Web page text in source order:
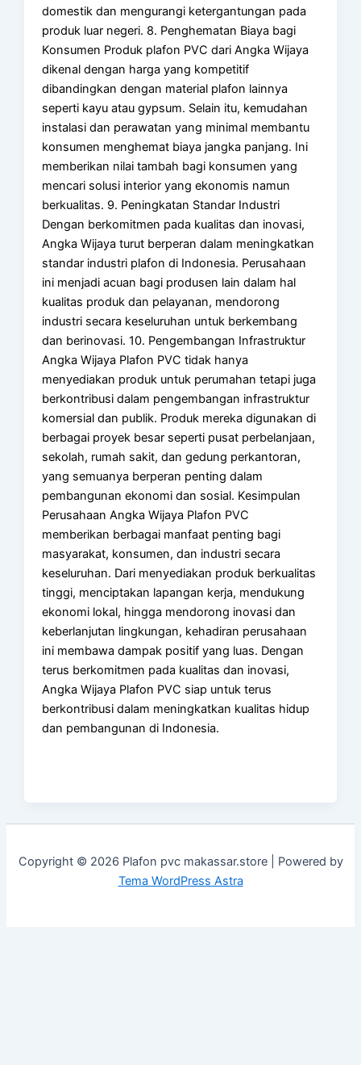
domestik dan mengurangi ketergantungan pada
produk luar negeri. 8. Penghematan Biaya bagi
Konsumen Produk plafon PVC dari Angka Wijaya
dikenal dengan harga yang kompetitif
dibandingkan dengan material plafon lainnya
seperti kayu atau gypsum. Selain itu, kemudahan
instalasi dan perawatan yang minimal membantu
konsumen menghemat biaya jangka panjang. Ini
memberikan nilai tambah bagi konsumen yang
mencari solusi interior yang ekonomis namun
berkualitas. 9. Peningkatan Standar Industri
Dengan berkomitmen pada kualitas dan inovasi,
Angka Wijaya turut berperan dalam meningkatkan
standar industri plafon di Indonesia. Perusahaan
ini menjadi acuan bagi produsen lain dalam hal
kualitas produk dan pelayanan, mendorong
industri secara keseluruhan untuk berkembang
dan berinovasi. 10. Pengembangan Infrastruktur
Angka Wijaya Plafon PVC tidak hanya
menyediakan produk untuk perumahan tetapi juga
berkontribusi dalam pengembangan infrastruktur
komersial dan publik. Produk mereka digunakan di
berbagai proyek besar seperti pusat perbelanjaan,
sekolah, rumah sakit, dan gedung perkantoran,
yang semuanya berperan penting dalam
pembangunan ekonomi dan sosial. Kesimpulan
Perusahaan Angka Wijaya Plafon PVC
memberikan berbagai manfaat penting bagi
masyarakat, konsumen, dan industri secara
keseluruhan. Dari menyediakan produk berkualitas
tinggi, menciptakan lapangan kerja, mendukung
ekonomi lokal, hingga mendorong inovasi dan
keberlanjutan lingkungan, kehadiran perusahaan
ini membawa dampak positif yang luas. Dengan
terus berkomitmen pada kualitas dan inovasi,
Angka Wijaya Plafon PVC siap untuk terus
berkontribusi dalam meningkatkan kualitas hidup
dan pembangunan di Indonesia.
Copyright © 2026 Plafon pvc makassar.store | Powered by
Tema WordPress Astra